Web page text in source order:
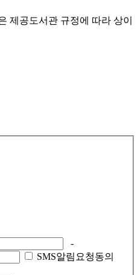
제공도서관 규정에 따라 상이
-
SMS알림요청동의